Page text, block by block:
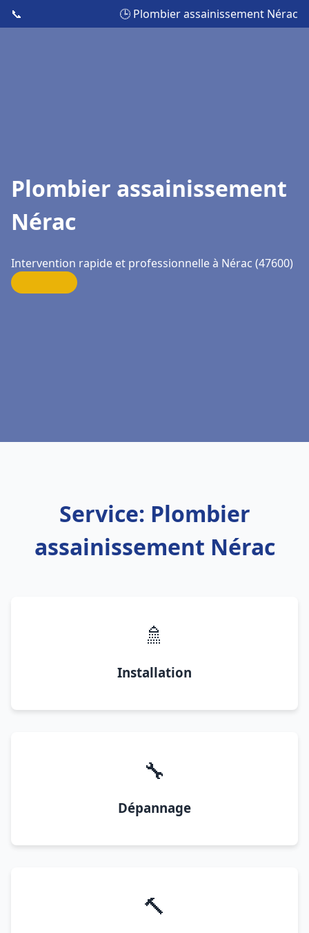
📞 🕒 Plombier assainissement Nérac
Plombier assainissement
Nérac
Intervention rapide et professionnelle à Nérac (47600)
Service: Plombier
assainissement Nérac
🚿
Installation
🔧
Dépannage
🔨